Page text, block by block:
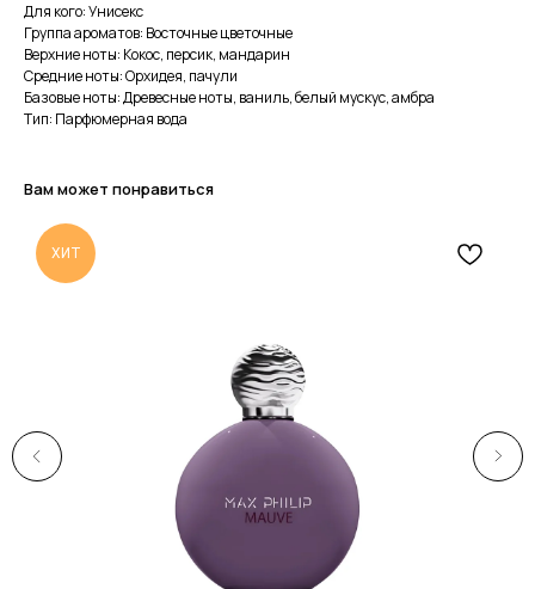
Для кого: Унисекс
Группа ароматов: Восточные цветочные
Верхние ноты: Кокос, персик, мандарин
Средние ноты: Орхидея, пачули
Базовые ноты: Древесные ноты, ваниль, белый мускус, амбра
Тип: Парфюмерная вода
Вам может понравиться
ХИТ